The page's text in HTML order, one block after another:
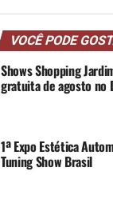
VOCÊ PODE
Shows Shopping
gratuita de agosto no
1ª Expo Estética
Tuning Show Brasil